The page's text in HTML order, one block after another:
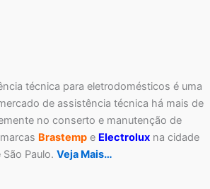
técnica para eletrodomésticos é uma
de assistência técnica há mais de
no conserto e manutenção de
Brastemp e Electrolux na cidade
Paulo. Veja Mais…